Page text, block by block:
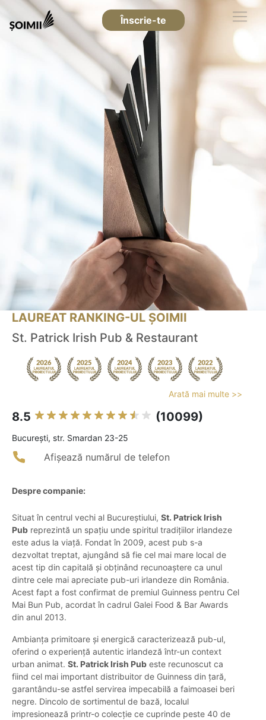
Înscrie-te
LAUREAT RANKING-UL ȘOIMII
St. Patrick Irish Pub & Restaurant
Arată mai multe >>
8.5 (10099)
Bucureşti, str. Smardan 23-25
Afișează numărul de telefon
Despre companie:
Situat în centrul vechi al Bucureștiului, St. Patrick Irish
Pub reprezintă un spațiu unde spiritul tradițiilor irlandeze
este adus la viață. Fondat în 2009, acest pub s-a
dezvoltat treptat, ajungând să fie cel mai mare local de
acest tip din capitală și obținând recunoaștere ca unul
dintre cele mai apreciate pub-uri irlandeze din România.
Acest fapt a fost confirmat de premiul Guinness pentru Cel
Mai Bun Pub, acordat în cadrul Galei Food & Bar Awards
din anul 2013.
Ambianța primitoare și energică caracterizează pub-ul,
oferind o experiență autentic irlandeză într-un context
urban animat. St. Patrick Irish Pub este recunoscut ca
fiind cel mai important distribuitor de Guinness din țară,
garantându-se astfel servirea impecabilă a faimoasei beri
negre. Dincolo de sortimentul de bază, localul
impresionează printr-o colecție ce cuprinde peste 40 de